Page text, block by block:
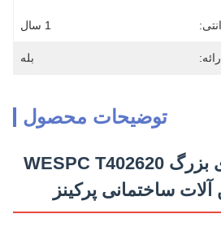
1 سال
بله
توضیحات محصول
کیت بلبرینگ انتهای بزرگ WESPC T402620
ساختمانی پرکینز